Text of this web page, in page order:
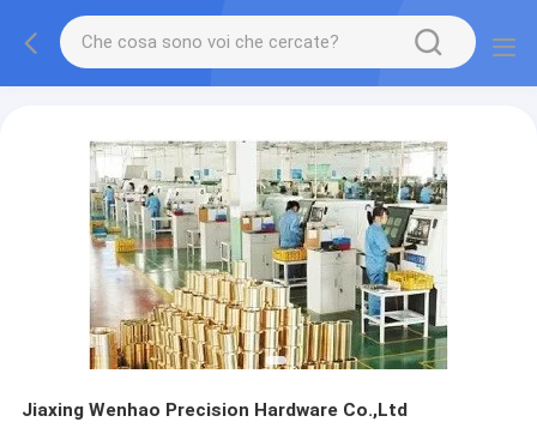
Jiaxing Wenhao Precision Hardware Co.,Ltd